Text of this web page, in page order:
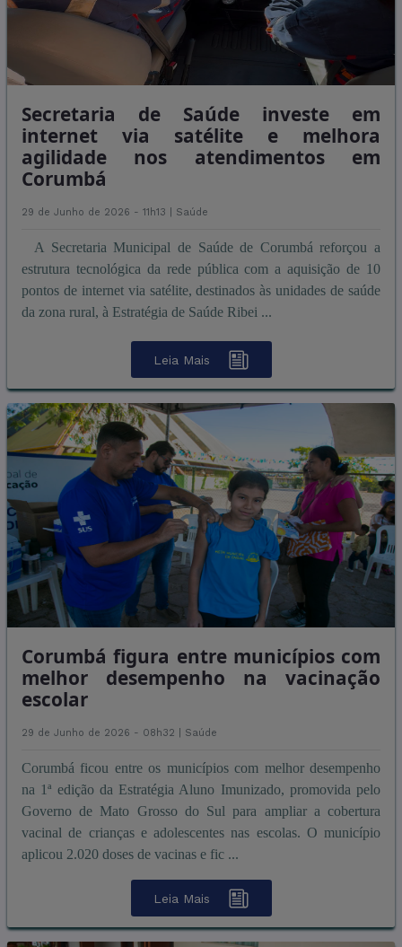
Secretaria de Saúde investe em
internet via satélite e melhora
agilidade nos atendimentos em
Corumbá
29 de Junho de 2026 - 11h13 | Saúde
A Secretaria Municipal de Saúde de Corumbá reforçou a
estrutura tecnológica da rede pública com a aquisição de 10
pontos de internet via satélite, destinados às unidades de saúde
da zona rural, à Estratégia de Saúde Ribei ...
Leia Mais
Corumbá figura entre municípios com
melhor desempenho na vacinação
escolar
29 de Junho de 2026 - 08h32 | Saúde
Corumbá ficou entre os municípios com melhor desempenho
na 1ª edição da Estratégia Aluno Imunizado, promovida pelo
Governo de Mato Grosso do Sul para ampliar a cobertura
vacinal de crianças e adolescentes nas escolas. O município
aplicou 2.020 doses de vacinas e fic ...
Leia Mais